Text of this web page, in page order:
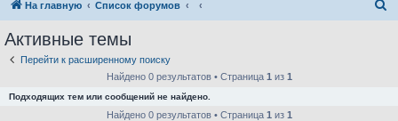
На главную Список форумов
Активные темы
Перейти к расширенному поиску
Найдено 0 результатов • Страница 1 из 1
Подходящих тем или сообщений не найдено.
Найдено 0 результатов • Страница 1 из 1